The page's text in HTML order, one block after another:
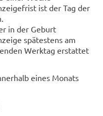
ist der Tag der
in der Geburt
spätestens am
Werktag erstattet
eines Monats